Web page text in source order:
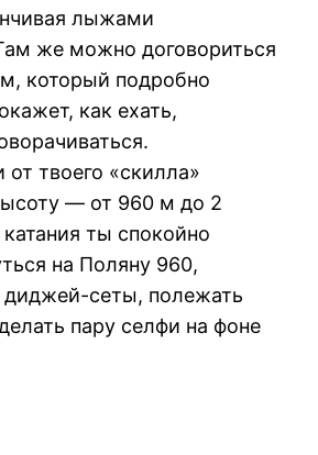
лыжами
же можно договориться
который подробно
как ехать,
твоего «скилла»
— от 960 м до 2
ты спокойно
на Поляну 960,
диджей-сеты, полежать
пару селфи на фоне